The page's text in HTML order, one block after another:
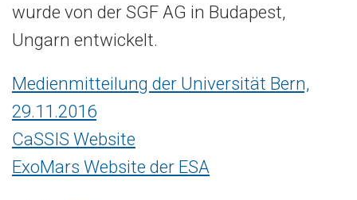
wurde von der SGF AG in Budapest,
Ungarn entwickelt.
Medienmitteilung der Universität Bern,
29.11.2016
CaSSIS Website
ExoMars Website der ESA